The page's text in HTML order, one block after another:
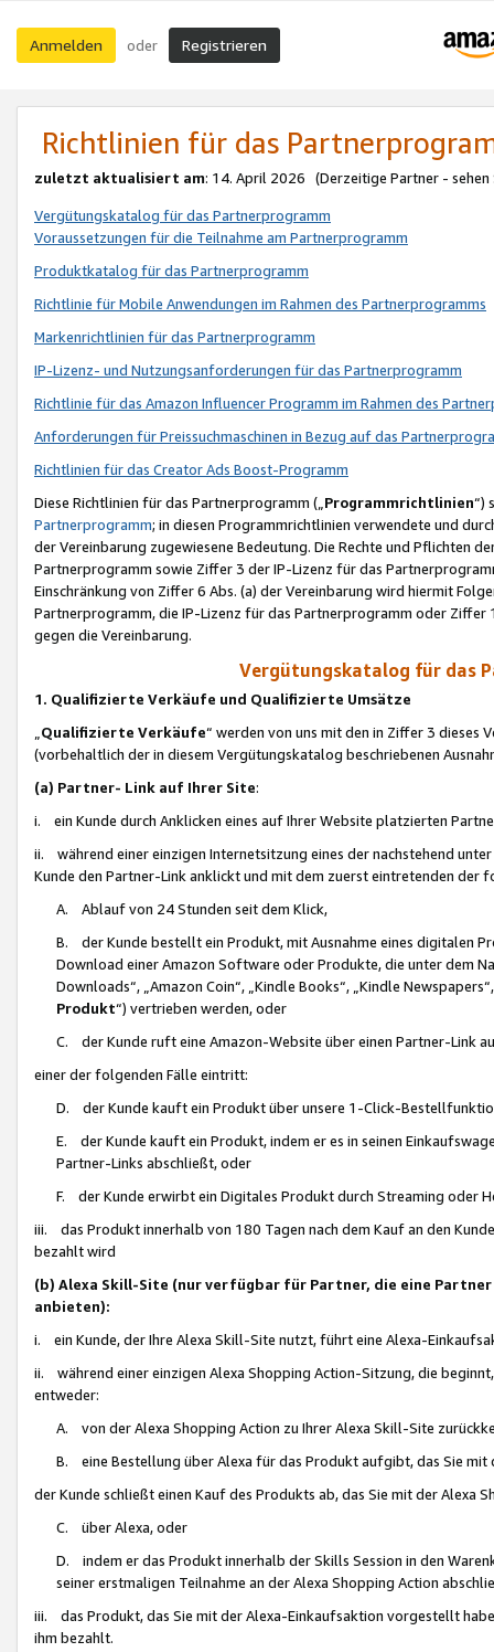
Anmelden oder Registrieren
Richtlinien für das
zuletzt aktualisiert am: 14. April 2026 (Derzeitige Partner - sehen
Vergütungskatalog für das Partnerprogramm
Voraussetzungen für die Teilnahme am Partnerprogramm
Produktkatalog für das Partnerprogramm
Richtlinie für Mobile Anwendungen im Rahmen des Partnerprogramms
Markenrichtlinien für das Partnerprogramm
IP-Lizenz- und Nutzungsanforderungen für das Partnerprogramm
Richtlinie für das Amazon Influencer Programm im Rahmen des
Anforderungen für Preissuchmaschinen in Bezug auf das
Richtlinien für das Creator Ads Boost-Programm
Diese Richtlinien für das Partnerprogramm („Programmrichtlinien“)
Partnerprogramm; in diesen Programmrichtlinien verwendete und
der Vereinbarung zugewiesene Bedeutung. Die Rechte und Pflichten
Partnerprogramm sowie Ziffer 3 der IP-Lizenz für das
Einschränkung von Ziffer 6 Abs. (a) der Vereinbarung wird hiermit
Partnerprogramm, die IP-Lizenz für das Partnerprogramm oder
gegen die Vereinbarung.
Vergütungskatalog für das
1. Qualifizierte Verkäufe und Qualifizierte Umsätze
Qualifizierte Verkäufe“ werden von uns mit den in Ziffer 3
(vorbehaltlich der in diesem Vergütungskatalog beschriebenen
(a) Partner- Link auf Ihrer Site:
i. ein Kunde durch Anklicken eines auf Ihrer Website platzierten
ii. während einer einzigen Internetsitzung eines der nachstehend
Kunde den Partner-Link anklickt und mit dem zuerst eintretenden der
A. Ablauf von 24 Stunden seit dem Klick,
B. der Kunde bestellt ein Produkt, mit Ausnahme eines digitalen
Download einer Amazon Software oder Produkte, die unter dem
Downloads“, „Amazon Coin“, „Kindle Books“, „Kindle
Produkt“) vertrieben werden, oder
C. der Kunde ruft eine Amazon-Website über einen Partner-Link
einer der folgenden Fälle eintritt:
D. der Kunde kauft ein Produkt über unsere 1-Click-
E. der Kunde kauft ein Produkt, indem er es in seinen
Partner-Links abschließt, oder
F. der Kunde erwirbt ein Digitales Produkt durch Streaming oder
iii. das Produkt innerhalb von 180 Tagen nach dem Kauf an den
bezahlt wird
(b) Alexa Skill-Site (nur verfügbar für Partner, die eine
anbieten):
i. ein Kunde, der Ihre Alexa Skill-Site nutzt, führt eine Alexa-
ii. während einer einzigen Alexa Shopping Action-Sitzung, die
entweder:
A. von der Alexa Shopping Action zu Ihrer Alexa Skill-Site
B. eine Bestellung über Alexa für das Produkt aufgibt, das Sie mit
der Kunde schließt einen Kauf des Produkts ab, das Sie mit der Alexa
C. über Alexa, oder
D. indem er das Produkt innerhalb der Skills Session in den
seiner erstmaligen Teilnahme an der Alexa Shopping Action
iii. das Produkt, das Sie mit der Alexa-Einkaufsaktion vorgestellt
ihm bezahlt.